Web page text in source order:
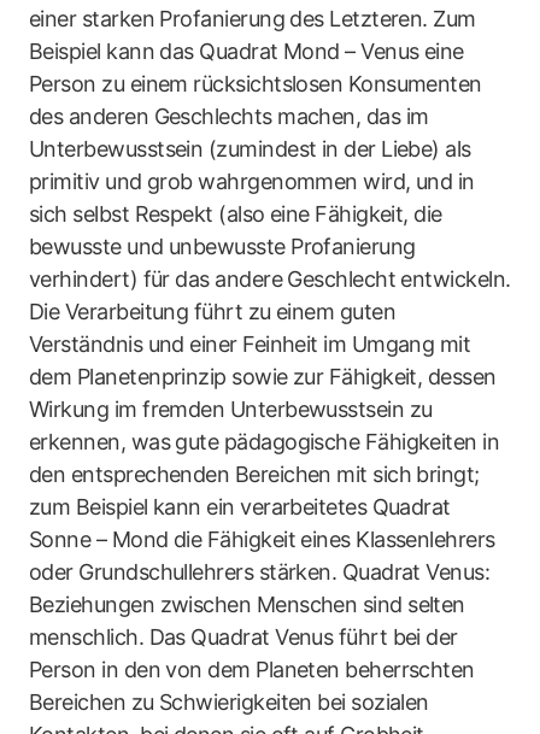
einer starken Profanierung des Letzteren. Zum
Beispiel kann das Quadrat Mond – Venus eine
Person zu einem rücksichtslosen Konsumenten
des anderen Geschlechts machen, das im
Unterbewusstsein (zumindest in der Liebe) als
primitiv und grob wahrgenommen wird, und in
sich selbst Respekt (also eine Fähigkeit, die
bewusste und unbewusste Profanierung
verhindert) für das andere Geschlecht entwickeln.
Die Verarbeitung führt zu einem guten
Verständnis und einer Feinheit im Umgang mit
dem Planetenprinzip sowie zur Fähigkeit, dessen
Wirkung im fremden Unterbewusstsein zu
erkennen, was gute pädagogische Fähigkeiten in
den entsprechenden Bereichen mit sich bringt;
zum Beispiel kann ein verarbeitetes Quadrat
Sonne – Mond die Fähigkeit eines Klassenlehrers
oder Grundschullehrers stärken. Quadrat Venus:
Beziehungen zwischen Menschen sind selten
menschlich. Das Quadrat Venus führt bei der
Person in den von dem Planeten beherrschten
Bereichen zu Schwierigkeiten bei sozialen